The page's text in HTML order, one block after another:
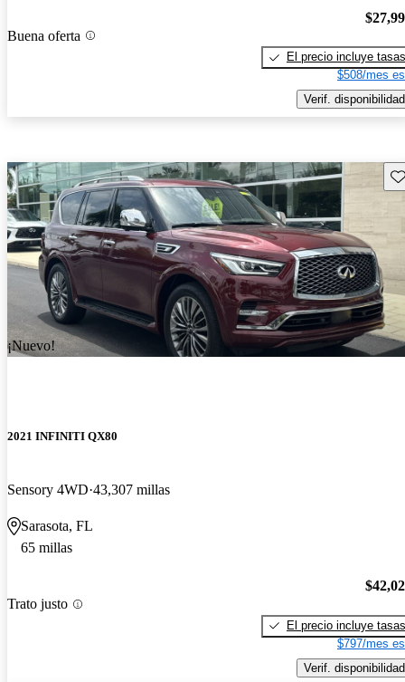
Buena oferta
El precio incluye tasas
$508/mes
Verif. disponibilidad
¡Nuevo!
2021 INFINITI QX80
Sensory 4WD 43,307 millas
Sarasota, FL
65 millas
Trato justo
El precio incluye tasas
$797/mes
Verif. disponibilidad